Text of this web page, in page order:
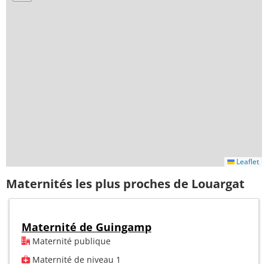
Leaflet
Maternités les plus proches de Louargat
Maternité de Guingamp
Maternité publique
Maternité de niveau 1